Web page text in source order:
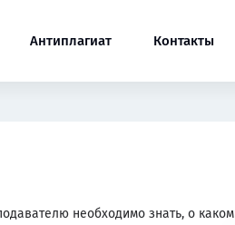
Антиплагиат Контакты
необходимо знать, о каком